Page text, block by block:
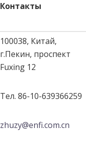
Контакты
100038, Китай,
г.Пекин, проспект
Fuxing 12
Тел. 86-10-639366259
zhuzy@enfi.com.cn